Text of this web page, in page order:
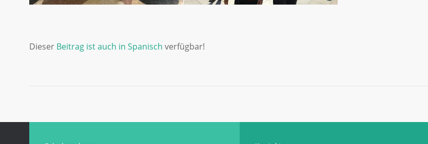
Dieser Beitrag ist auch in Spanisch verfügbar!